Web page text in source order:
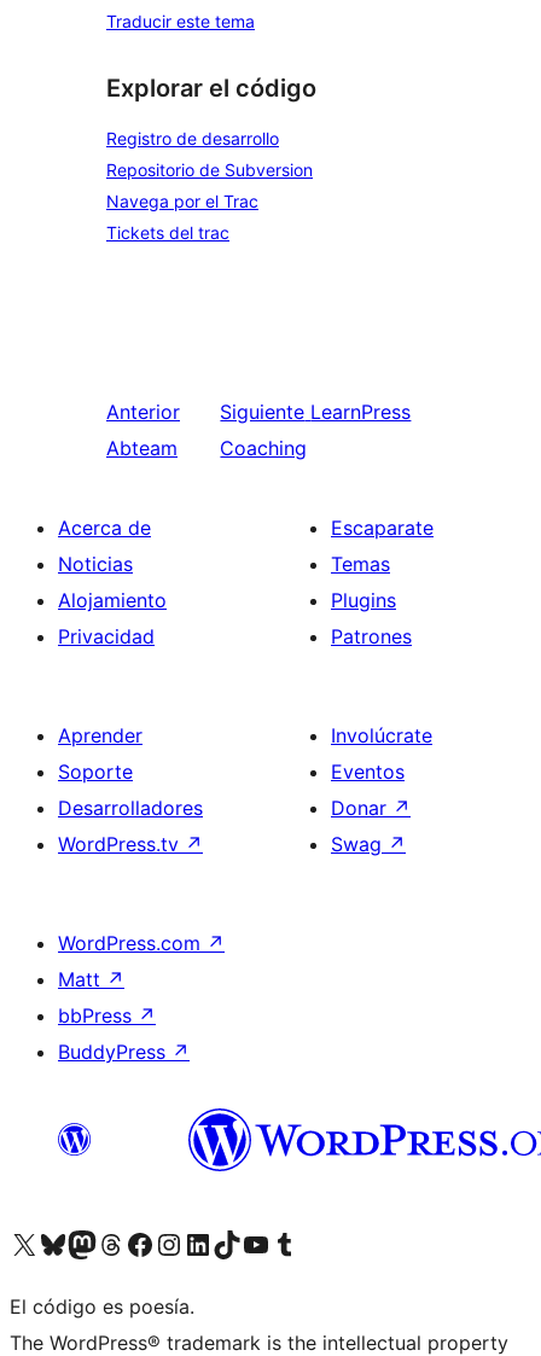
Traducir este tema
Explorar el código
Registro de desarrollo
Repositorio de Subversion
Navega por el Trac
Tickets del trac
Anterior
Abteam
Siguiente LearnPress
Coaching
Acerca de
Noticias
Alojamiento
Privacidad
Escaparate
Temas
Plugins
Patrones
Aprender
Soporte
Desarrolladores
WordPress.tv ↗
Involúcrate
Eventos
Donar ↗
Swag ↗
WordPress.com ↗
Matt ↗
bbPress ↗
BuddyPress ↗
Visita nuestra cuenta de X (anteriormente Twitter)
Visita nuestra cuenta de Bluesky
Visita nuestra cuenta de Mastodon
Visita nuestra cuenta de Threads
Visita nuestra página de Facebook
Visita nuestra cuenta de Instagram
Visita nuestra cuenta de LinkedIn
Visita nuestra cuenta de TikTok
Visita nuestro canal de YouTube
Visita nuestra cuenta de Tumblr
El código es poesía.
The WordPress® trademark is the intellectual property